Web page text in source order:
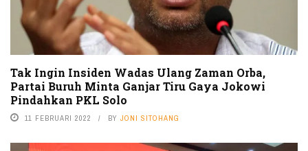
Tak Ingin Insiden Wadas Ulang Zaman Orba,
Partai Buruh Minta Ganjar Tiru Gaya Jokowi
Pindahkan PKL Solo
11 FEBRUARI 2022 BY JONI SITOHANG